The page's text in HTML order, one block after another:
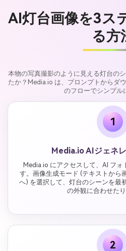
AI灯台画像を3ス
る方
本物の写真撮影のように見える灯台の
たか？Media.io は、プロンプトからダ
のフローでシンプル
1
Media.io AIジェネ
Media.io にアクセスして、AI フォ
す。画像生成モード (テキストから
へ) を選択して、灯台のシーンを最
の外観に合わせたり
2